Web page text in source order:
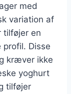
med
variation af
tilføjer en
profil. Disse
kræver ikke
yoghurt
tilføjer